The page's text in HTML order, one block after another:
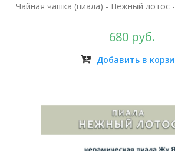
Чайная чашка (пиала) - Нежный лотос
680 руб.
Добавить в